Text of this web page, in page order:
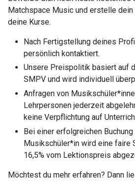
Matchspace Music und erstelle
deine Kurse.
Nach Fertigstellung deines
persönlich kontaktiert.
Unsere Preispolitik basiert auf
SMPV und wird individuell
Anfragen von
Lehrpersonen jederzeit
keine Verpflichtung auf
Bei einer erfolgreichen
Musikschüler*in wird eine faire
16,5% vom Lektionspreis
Möchtest du mehr erfahren? Dann